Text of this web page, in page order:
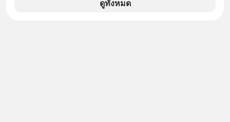
จะดีกับเรา แล้วเราควรรู้ข้อมูลอะไร
ดูทั้งหมด